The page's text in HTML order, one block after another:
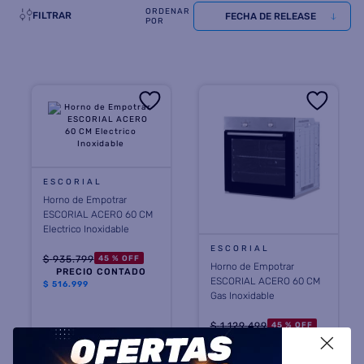
FILTRAR FECHA DE RELEASE
ESCORIAL
Horno de Empotrar
ESCORIAL ACERO 60 CM
Electrico Inoxidable
$ 935.799 45 % OFF
PRECIO CONTADO
$ 516.999
Precio sin impuestos
nacionales $ 427.272
ESCORIAL
Horno de Empotrar
ESCORIAL ACERO 60 CM
Gas Inoxidable
$ 1.129.499 45 % OFF
PRECIO CONTADO
$623.999 X
8. termotanque